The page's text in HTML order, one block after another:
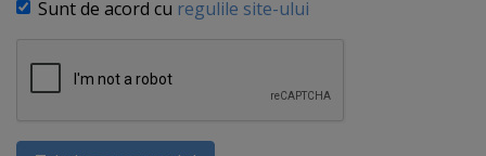
Sunt de acord cu regulile site-ului